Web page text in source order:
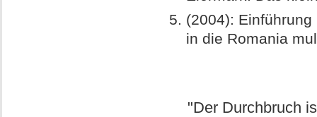
(2004):
in die Romania
"Der Durchbruch